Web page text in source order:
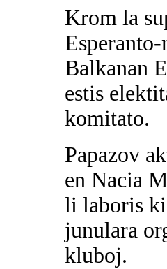
Krom la
Balkanan
estis
komitato.
Papazov
en Nacia
li laboris
junulara
kluboj.